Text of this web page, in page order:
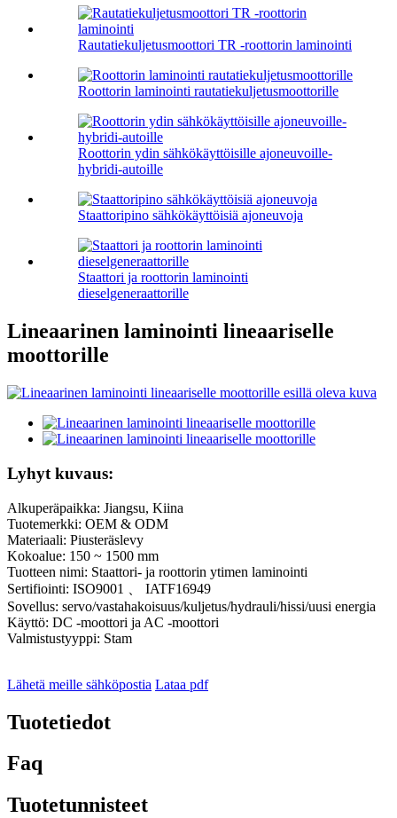
Rautatiekuljetusmoottori TR -roottorin laminointi
Roottorin laminointi rautatiekuljetusmoottorille
Roottorin ydin sähkökäyttöisille ajoneuvoille-
hybridi-autoille
Staattoripino sähkökäyttöisiä ajoneuvoja
Staattori ja roottorin laminointi
dieselgeneraattorille
Lineaarinen laminointi lineaariselle
moottorille
Lyhyt kuvaus:
Alkuperäpaikka: Jiangsu, Kiina
Tuotemerkki: OEM & ODM
Materiaali: Piusteräslevy
Kokoalue: 150 ~ 1500 mm
Tuotteen nimi: Staattori- ja roottorin ytimen laminointi
Sertifiointi: ISO9001 、 IATF16949
Sovellus: servo/vastahakoisuus/kuljetus/hydrauli/hissi/uusi energia
Käyttö: DC -moottori ja AC -moottori
Valmistustyyppi: Stam
Lähetä meille sähköpostia Lataa pdf
Tuotetiedot
Faq
Tuotetunnisteet